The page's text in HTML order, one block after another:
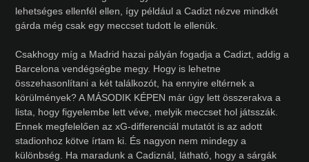
lehetséges ellenfél ellen, így például a Cadizt nézve mindkét
gárda még csak egy meccset tudott le ellenük.
Csakhogy míg a Madrid hazai pályán fogadja a Cadizt, addig a
Barcelona vendégségbe megy. Hogy is lehetne
összehasonlítani a két találkozót, ha ennyire eltérnek a
körülmények? A MÁSODIK KÉPEN már úgy lett összerakva a
lista, hogy figyelembe lett véve, melyik meccset hol játsszák.
Ennek megfelelően az xG-differenciál mutatót is az adott
stadionhoz kötve írtam ki. És nagyon nem mindegy a
különbség. Ha maradunk a Cadiznál, látható, hogy a sárgák